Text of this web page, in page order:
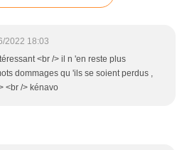
2022 18:03
<br /> il n 'en reste plus
dommages qu 'ils se soient perdus ,
<br /> kénavo